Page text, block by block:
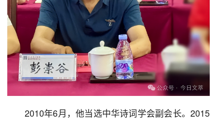
2010年6月，他当选中华诗词学会副会长。2015